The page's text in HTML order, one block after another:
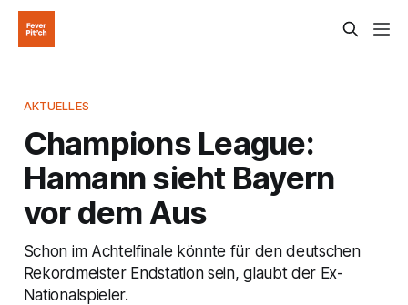
AKTUELLES
Champions League:
Hamann sieht Bayern
vor dem Aus
Schon im Achtelfinale könnte für den deutschen
Rekordmeister Endstation sein, glaubt der Ex-
Nationalspieler.